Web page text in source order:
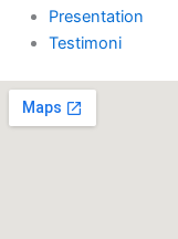
Presentation
Testimoni